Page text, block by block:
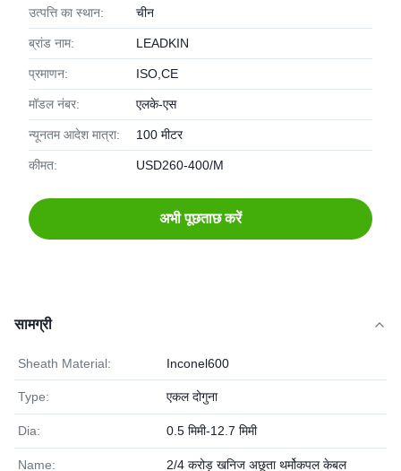
उत्पत्ति का स्थान: चीन
ब्रांड नाम: LEADKIN
प्रमाणन: ISO,CE
मॉडल नंबर: एलके-एस
न्यूनतम आदेश मात्रा: 100 मीटर
कीमत: USD260-400/M
अभी पूछताछ करें
सामग्री
Sheath Material: Inconel600
Type: एकल दोगुना
Dia: 0.5 मिमी-12.7 मिमी
Name: 2/4 करोड़ खनिज अछूता थर्मोकपल केबल